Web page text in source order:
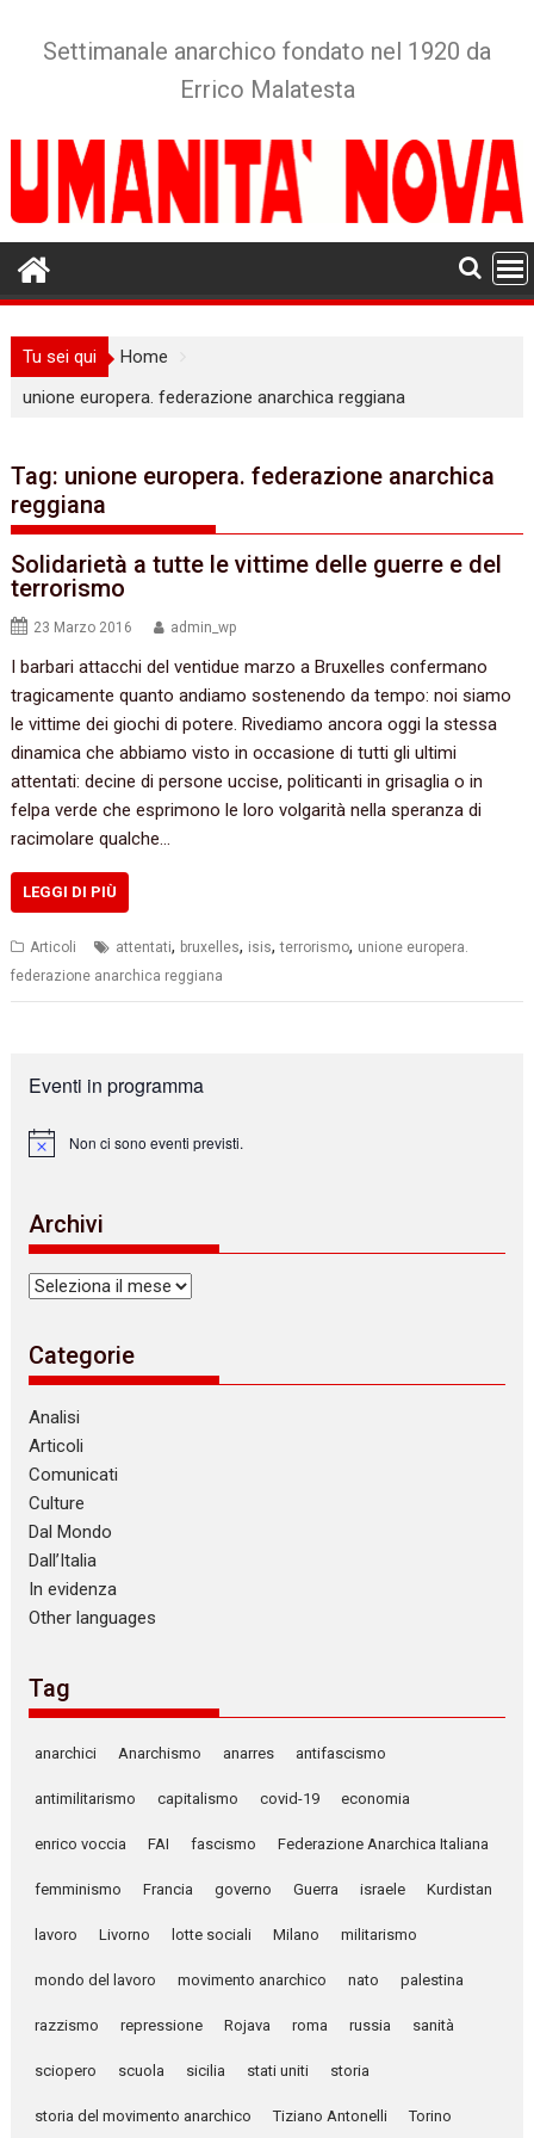
Settimanale anarchico fondato nel 1920 da
Errico Malatesta
Tu sei qui
Home
unione europera. federazione anarchica reggiana
Tag: unione europera. federazione anarchica
reggiana
Solidarietà a tutte le vittime delle guerre e del
terrorismo
23 Marzo 2016 admin_wp
I barbari attacchi del ventidue marzo a Bruxelles confermano
tragicamente quanto andiamo sostenendo da tempo: noi siamo
le vittime dei giochi di potere. Rivediamo ancora oggi la stessa
dinamica che abbiamo visto in occasione di tutti gli ultimi
attentati: decine di persone uccise, politicanti in grisaglia o in
felpa verde che esprimono le loro volgarità nella speranza di
racimolare qualche…
LEGGI DI PIÙ
Articoli attentati, bruxelles, isis,terrorismo, unione europera.
federazione anarchica reggiana
Eventi in programma
N
c
e
Non ci sono eventi previsti.
Archivi
Archivi
Categorie
Analisi
Articoli
Comunicati
Culture
Dal Mondo
Dall’Italia
In evidenza
Other languages
Tag
anarchici Anarchismo anarres antifascismo
antimilitarismo capitalismo covid-19 economia
enrico voccia FAI fascismo Federazione Anarchica Italiana
femminismo Francia governo Guerra israele Kurdistan
lavoro Livorno lotte sociali Milano militarismo
mondo del lavoro movimento anarchico nato palestina
razzismo repressione Rojava roma russia sanità
sciopero scuola sicilia stati uniti storia
storia del movimento anarchico Tiziano Antonelli Torino